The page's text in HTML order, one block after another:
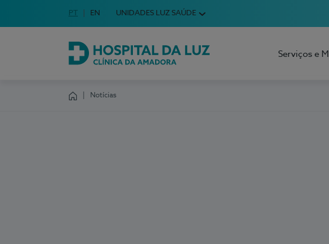
Escolha o seu idioma
Idioma em Português
PT English Language
EN UNIDADES LUZ SAÚDE
Hospital da Luz Clínica da Amadora
Serviços e
Notícias